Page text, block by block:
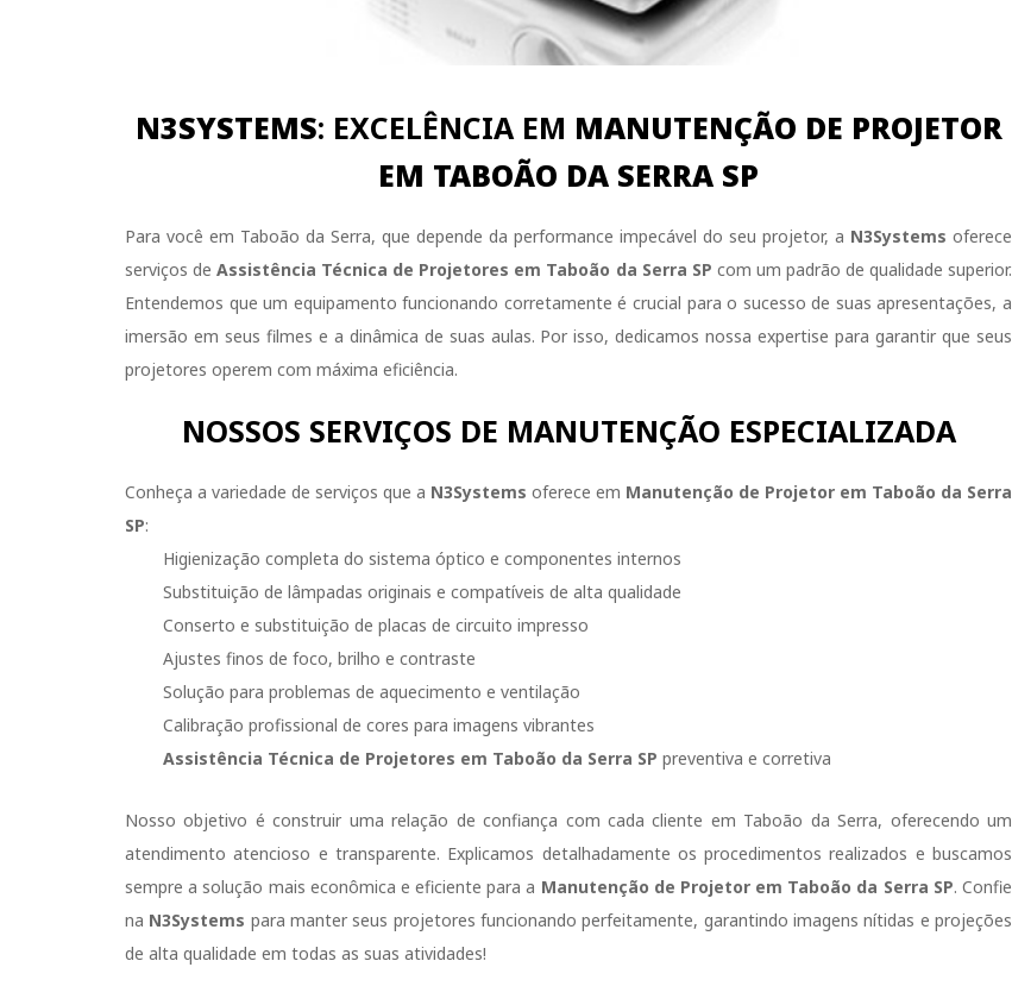
N3SYSTEMS: EXCELÊNCIA EM MANUTENÇÃO DE PROJETOR
EM TABOÃO DA SERRA SP
Para você em Taboão da Serra, que depende da performance impecável do seu projetor, a N3Systems oferece
serviços deAssistência Técnica de Projetores em Taboão da Serra SP com um padrão de qualidade superior.
Entendemos que um equipamento funcionando corretamente é crucial para o sucesso de suas apresentações, a
imersão em seus filmes e a dinâmica de suas aulas. Por isso, dedicamos nossa expertise para garantir que seus
projetores operem com máxima eficiência.
NOSSOS SERVIÇOS DE MANUTENÇÃO ESPECIALIZADA
Conheça a variedade de serviços que a N3Systems oferece em Manutenção de Projetor em Taboão da Serra
SP:
Higienização completa do sistema óptico e componentes internos
Substituição de lâmpadas originais e compatíveis de alta qualidade
Conserto e substituição de placas de circuito impresso
Ajustes finos de foco, brilho e contraste
Solução para problemas de aquecimento e ventilação
Calibração profissional de cores para imagens vibrantes
Assistência Técnica de Projetores em Taboão da Serra SP preventiva e corretiva
Nosso objetivo é construir uma relação de confiança com cada cliente em Taboão da Serra, oferecendo um
atendimento atencioso e transparente. Explicamos detalhadamente os procedimentos realizados e buscamos
sempre a solução mais econômica e eficiente para a Manutenção de Projetor em Taboão da Serra SP. Confie
na N3Systems para manter seus projetores funcionando perfeitamente, garantindo imagens nítidas e projeções
de alta qualidade em todas as suas atividades!